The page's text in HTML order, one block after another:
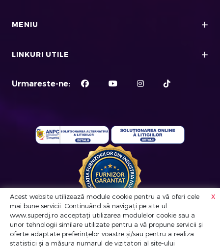
MENIU
LINKURI UTILE
Urmareste-ne:
© Super DJ. Toate drepturile rezervate
Acest website utilizează module cookie pentru a vă oferi cele
mai bune servicii. Continuând să navigați pe site-ul
www.superdj.ro acceptați utilizarea modulelor cookie sau a
unor tehnologii similare utilizate pentru a vă propune servicii și
oferte adaptate preferințelor voastre și/sau pentru a realiza
statistici și a măsura numarul de vizitatori al site-ului
x